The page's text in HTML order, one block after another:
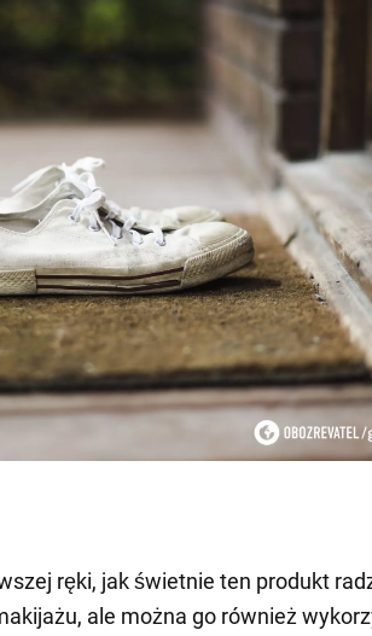
ręki, jak świetnie ten produkt
ale można go również